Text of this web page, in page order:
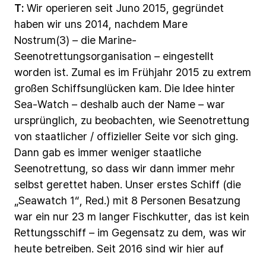
T: Wir operieren seit Juno 2015, gegründet
haben wir uns 2014, nachdem Mare
Nostrum(3) – die Marine-
Seenotrettungsorganisation – eingestellt
worden ist. Zumal es im Frühjahr 2015 zu extrem
großen Schiffsunglücken kam. Die Idee hinter
Sea-Watch – deshalb auch der Name – war
ursprünglich, zu beobachten, wie Seenotrettung
von staatlicher / offizieller Seite vor sich ging.
Dann gab es immer weniger staatliche
Seenotrettung, so dass wir dann immer mehr
selbst gerettet haben. Unser erstes Schiff (die
„Seawatch 1“, Red.) mit 8 Personen Besatzung
war ein nur 23 m langer Fischkutter, das ist kein
Rettungsschiff – im Gegensatz zu dem, was wir
heute betreiben. Seit 2016 sind wir hier auf